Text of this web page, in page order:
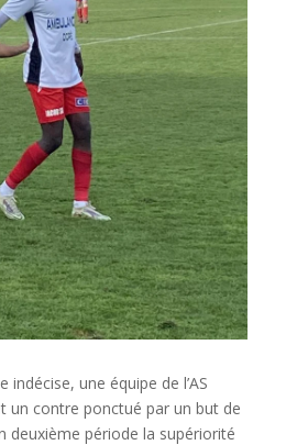
indécise, une équipe de l’AS
un contre ponctué par un but de
deuxième période la supériorité